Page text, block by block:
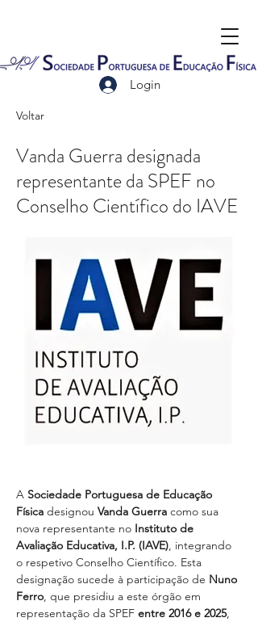
Login
Voltar
Vanda Guerra designada
representante da SPEF no
Conselho Científico do IAVE
A Sociedade Portuguesa de Educação
Física designou Vanda Guerra como sua
nova representante no Instituto de
Avaliação Educativa, I.P. (IAVE), integrando
o respetivo Conselho Científico. Esta
designação sucede à participação de Nuno
Ferro, que presidiu a este órgão em
representação da SPEF entre 2016 e 2025,